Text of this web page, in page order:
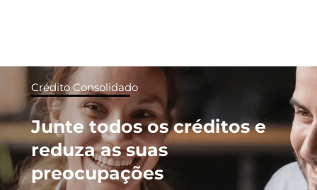
Crédito Consolidado
Junte todos os créditos e
reduza as suas
preocupações